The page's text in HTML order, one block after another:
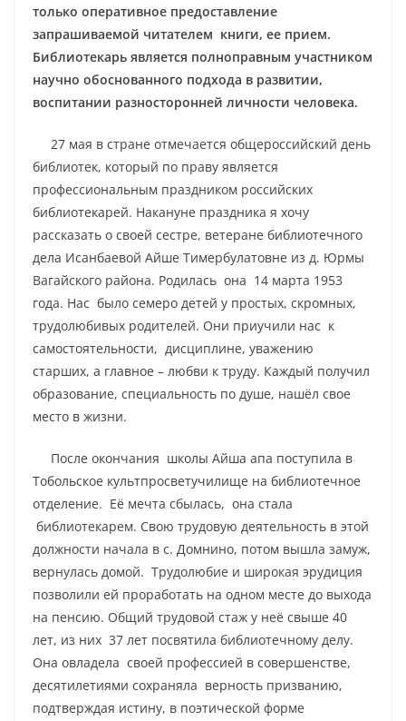
только оперативное предоставление
запрашиваемой читателем книги, ее прием.
Библиотекарь является полноправным участником
научно обоснованного подхода в развитии,
воспитании разносторонней личности человека.
27 мая в стране отмечается общероссийский день
библиотек, который по праву является
профессиональным праздником российских
библиотекарей. Накануне праздника я хочу
рассказать о своей сестре, ветеране библиотечного
дела Исанбаевой Айше Тимербулатовне из д. Юрмы
Вагайского района. Родилась она 14 марта 1953
года. Нас было семеро детей у простых, скромных,
трудолюбивых родителей. Они приучили нас к
самостоятельности, дисциплине, уважению
старших, а главное – любви к труду. Каждый получил
образование, специальность по душе, нашёл свое
место в жизни.
После окончания школы Айша апа поступила в
Тобольское культпросветучилище на библиотечное
отделение. Её мечта сбылась, она стала
библиотекарем. Свою трудовую деятельность в этой
должности начала в с. Домнино, потом вышла замуж,
вернулась домой. Трудолюбие и широкая эрудиция
позволили ей проработать на одном месте до выхода
на пенсию. Общий трудовой стаж у неё свыше 40
лет, из них 37 лет посвятила библиотечному делу.
Она овладела своей профессией в совершенстве,
десятилетиями сохраняла верность призванию,
подтверждая истину, в поэтической форме